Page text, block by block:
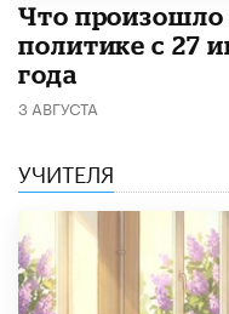
​Что произошло
политике с 27
года
3 АВГУСТА
УЧИТЕЛЯ